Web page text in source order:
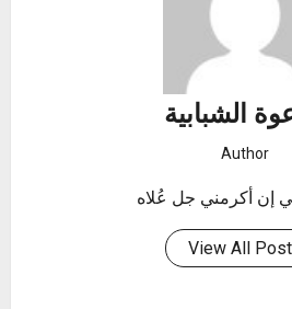
الشبابية
Author
إن أكرمني جل عُلاه
View All